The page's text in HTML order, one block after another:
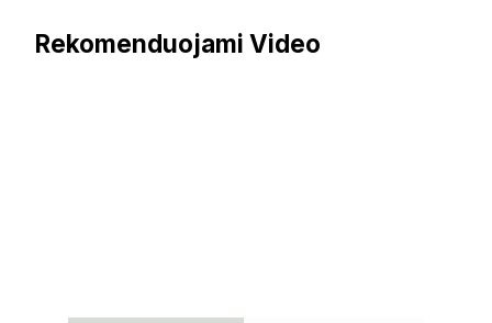
Rekomenduojami Video